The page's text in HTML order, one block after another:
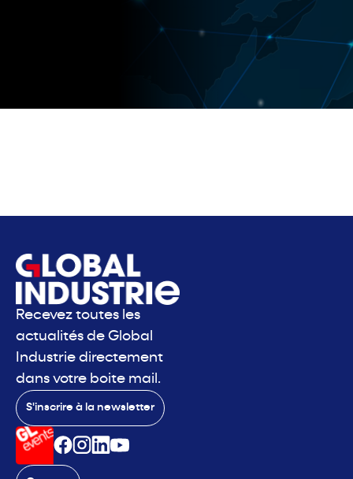
Recevez toutes les
actualités de Global
Industrie directement
dans votre boite mail.
S'inscrire à la newsletter